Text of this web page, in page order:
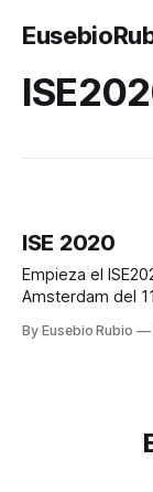
ISE 2020
Empieza el ISE2020 Esperamos darle la bienvenida
Amsterdam del
para la
By Eusebio Rubio